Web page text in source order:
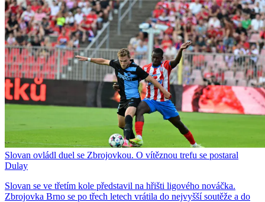
Slovan ovládl duel se Zbrojovkou. O vítěznou trefu se postaral
Dulay
Slovan se ve třetím kole představil na hřišti ligového nováčka.
Zbrojovka Brno se po třech letech vrátila do nejvyšší soutěže a do